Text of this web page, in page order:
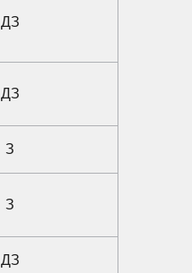
ДЗ
ДЗ
З
З
ДЗ